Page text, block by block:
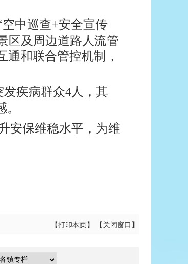
中巡查+安全宣传
区及周边道路人流管
和联合管控机制，
疾病群众4人，其
安保维稳水平，为维
【打印本页】 【关闭窗口 】